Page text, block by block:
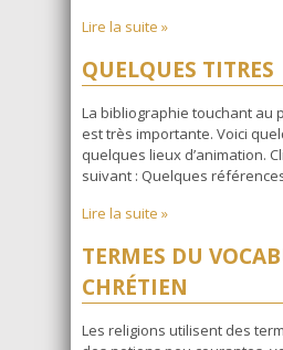
Lire la suite »
QUELQUES TITRES
La bibliographie touchant au
est très importante. Voici
quelques lieux d’animation.
suivant : Quelques
Lire la suite »
TERMES DU
CHRÉTIEN
Les religions utilisent des